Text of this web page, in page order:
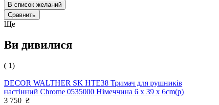
В список желаний
Сравнить
Ще
Ви дивилися
( 1)
DECOR WALTHER SK HTE38 Тримач для рушників
настінний Chrome 0535000 Німеччина 6 x 39 x 6cm(р)
3 750 ₴